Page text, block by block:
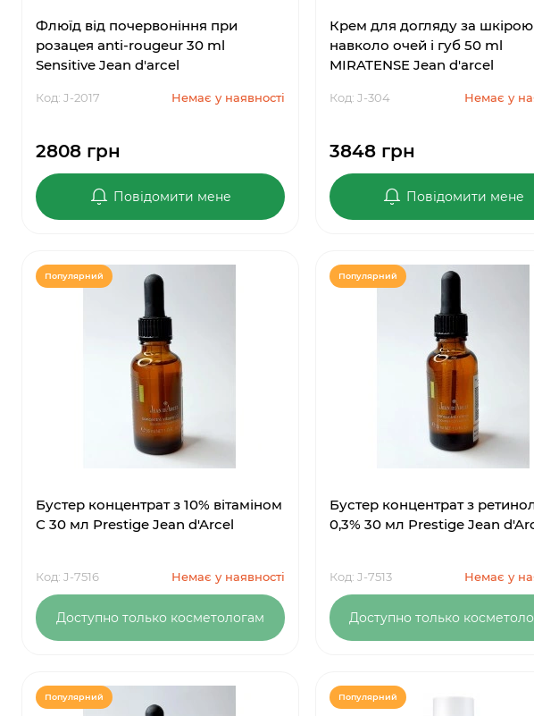
Флюїд від почервоніння при
розацея anti-rougeur 30 ml
Sensitive Jean d'arcel
Код: J-2017 Немає у наявності
2808 грн
Повідомити мене
Крем для догляду за шкірою
навколо очей і губ 50 ml
MIRATENSE Jean d'arcel
Код: J-304 Немає у
3848 грн
Повідомити мене
Популярний
Бустер концентрат з 10% вітаміном
С 30 мл Prestige Jean d'Arcel
Код: J-7516 Немає у наявності
Доступно только косметологам
Популярний
Бустер концентрат з
0,3% 30 мл Prestige Jean
Код: J-7513 Немає у
Доступно только
Популярний Популярний